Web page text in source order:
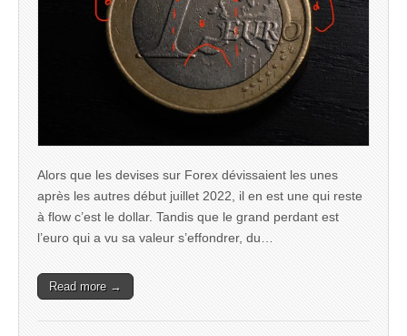
Alors que les devises sur Forex dévissaient les unes
après les autres début juillet 2022, il en est une qui reste
à flow c’est le dollar. Tandis que le grand perdant est
l’euro qui a vu sa valeur s’effondrer, du…
Read more →